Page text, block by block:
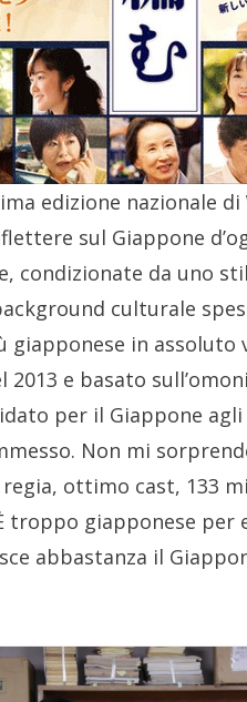
edizione nazionale di
sul Giappone
condizionate da uno
culturale
giapponese in assoluto
2013 e basato
per il Giappone
Non mi
ottimo cast, 133
troppo giapponese per
abbastanza il